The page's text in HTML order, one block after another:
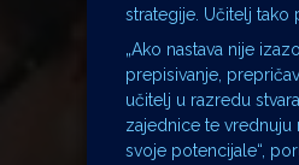
strategije. Učitelj tako
„Ako nastava nije
prepisivanje,
učitelj u razredu
zajednice te vrednuju
svoje potencijale“,